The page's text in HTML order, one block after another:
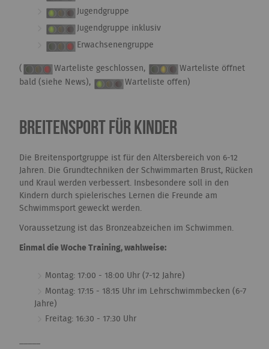
Jugendgruppe
Jugendgruppe inklusiv
Erwachsenengruppe
( Warteliste geschlossen,
Warteliste öffnet
bald (siehe News),
Warteliste offen)
Breitensport für Kinder
Die Breitensportgruppe ist für den Altersbereich von 6-12
Jahren. Die Grundtechniken der Schwimmarten Brust, Rücken
und Kraul werden verbessert. Insbesondere soll in den
Kindern durch spielerisches Lernen die Freunde am
Schwimmsport geweckt werden.
Voraussetzung ist das Bronzeabzeichen im Schwimmen.
Einmal die Woche Training, wahlweise:
Montag: 17:00 - 18:00 Uhr (7-12 Jahre)
Montag: 17:15 - 18:15 Uhr im Lehrschwimmbecken (6-7
Jahre)
Freitag: 16:30 - 17:30 Uhr